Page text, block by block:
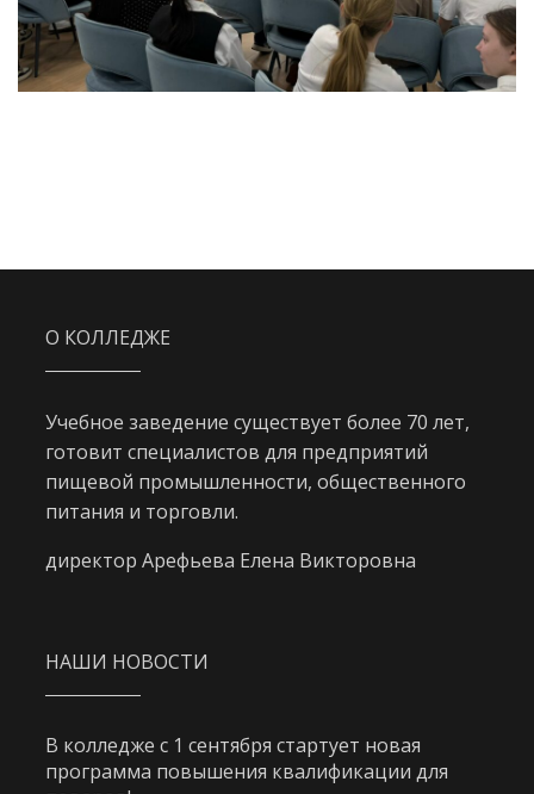
О КОЛЛЕДЖЕ
Учебное заведение существует более 70 лет,
готовит специалистов для предприятий
пищевой промышленности, общественного
питания и торговли.
директор Арефьева Елена Викторовна
НАШИ НОВОСТИ
В колледже с 1 сентября стартует новая
программа повышения квалификации для